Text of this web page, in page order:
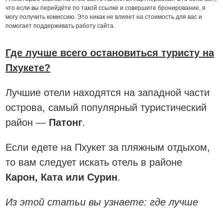
что если вы перейдёте по такой ссылке и совершите бронирование, я
могу получить комиссию. Это никак не влияет на стоимость для вас и
помогает поддерживать работу сайта.
Где лучше всего остановиться туристу на
Пхукете?
Лучшие отели находятся на западной части
острова, самый популярный туристический
район — Патонг.
Если едете на Пхукет за пляжным отдыхом,
то вам следует искать отель в районе
Карон, Ката или Сурин.
Из этой статьи вы узнаете: где лучше